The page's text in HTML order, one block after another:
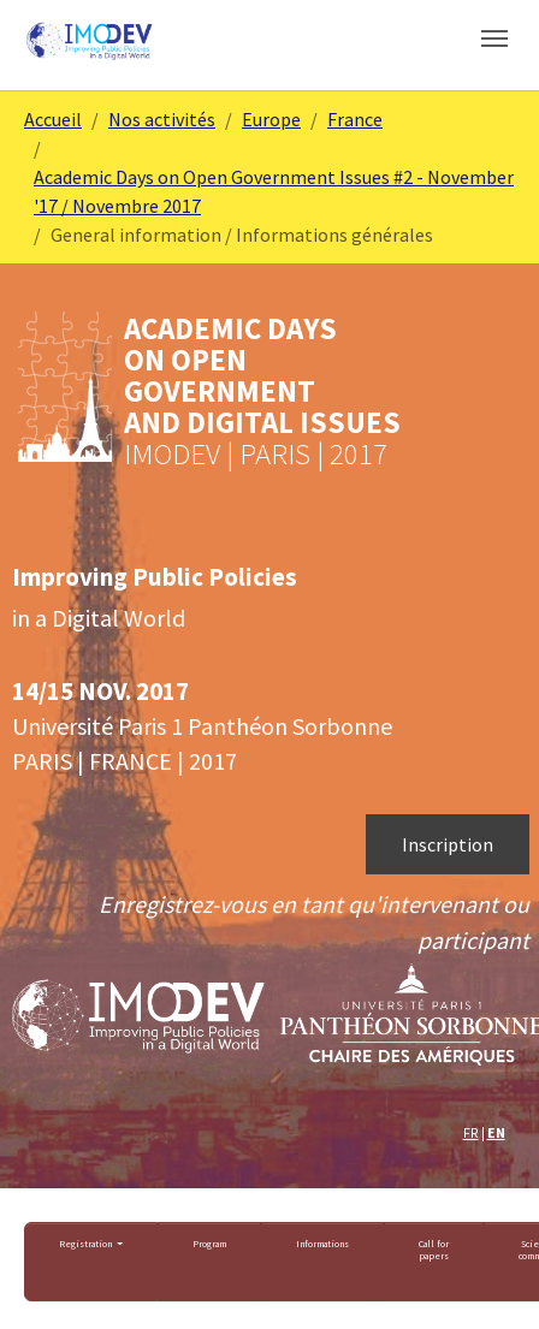
Accueil Nos activités Europe France
Academic Days on Open Government Issues #2 - November
'17 / Novembre 2017
General information / Informations générales
ACADEMIC DAYS
ON OPEN
GOVERNMENT
AND DIGITAL ISSUES
IMODEV | PARIS | 2017
Improving Public Policies
in a Digital World
14/15 NOV. 2017
Université Paris 1 Panthéon Sorbonne
PARIS | FRANCE | 2017
Inscription
Enregistrez-vous en tant qu'intervenant ou
participant
FR|EN
Registration Program Informations
Call for
papers